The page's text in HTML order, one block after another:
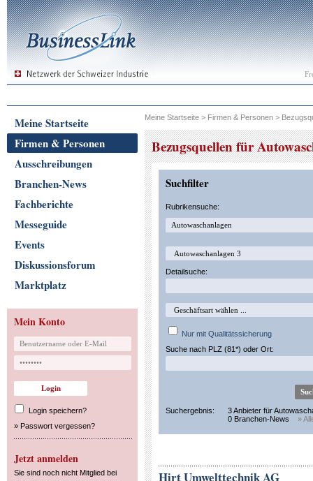
Meine Startseite
Firmen & Personen
Ausschreibungen
Branchen-News
Fachberichte
Messeguide
Events
Diskussionsforum
Marktplatz
Mein Konto
Login speichern?
» Passwort vergessen?
Jetzt anmelden
Sie sind noch nicht Mitglied bei
Meine Startseite > Firmen & Personen >
Bezugsquellen für
Suchfilter
Rubrikensuche:
Detailsuche:
Nur mit Qualitätssicherung
Suche nach PLZ (81*) oder Ort:
Suchergebnis:
3 Anbieter für
0 Branchen-News
»
Hirt Umwelttechnik AG